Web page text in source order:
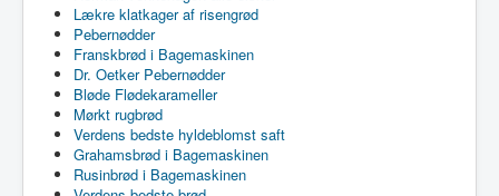
Lækre klatkager af risengrød
Pebernødder
Franskbrød i Bagemaskinen
Dr. Oetker Pebernødder
Bløde Flødekarameller
Mørkt rugbrød
Verdens bedste hyldeblomst saft
Grahamsbrød i Bagemaskinen
Rusinbrød i Bagemaskinen